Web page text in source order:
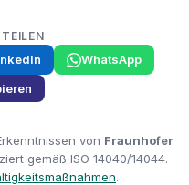
TEILEN
WhatsApp
von Fraunhofer
gemäß ISO 14040/14044.
.